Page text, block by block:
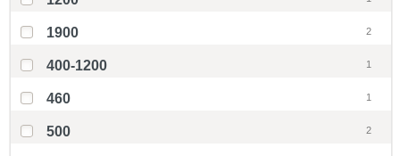
1900 2
400-1200 1
460 1
500 2